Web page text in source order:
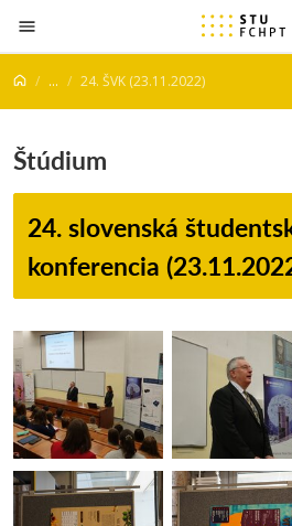
Prejsť na obsah
... 24. ŠVK (23.11.2022)
Štúdium
24. slovenská
konferencia